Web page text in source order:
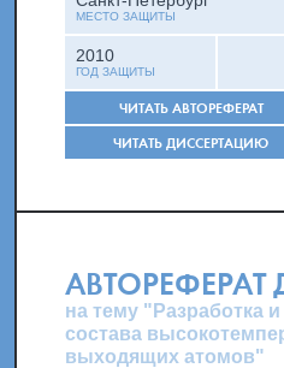
МЕСТО ЗАЩИТЫ
2010
ГОД ЗАЩИТЫ
ЧИТАТЬ АВТОРЕФЕРАТ
ЧИТАТЬ ДИССЕРТАЦИЮ
АВТОРЕФЕРАТ
на тему "Разработка
состава
выходящих атомов"